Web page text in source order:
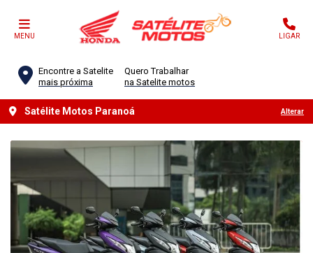
MENU LIGAR
Encontre a Satelite
mais próxima
Quero Trabalhar
na Satelite motos
Satélite Motos Paranoá Alterar